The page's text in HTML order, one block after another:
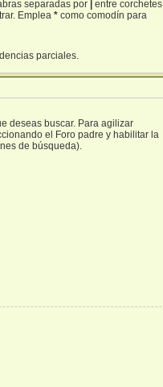
separadas por
entre corchetes
Emplea *como comodín para
parciales.
deseas buscar. Para agilizar
el Foro padre y habilitar la
de búsqueda).